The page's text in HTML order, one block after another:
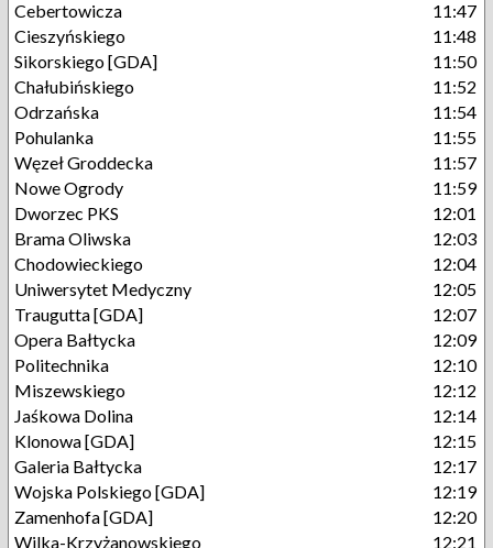
Cebertowicza
11:47
Cieszyńskiego
11:48
Sikorskiego [GDA]
11:50
Chałubińskiego
11:52
Odrzańska
11:54
Pohulanka
11:55
Węzeł Groddecka
11:57
Nowe Ogrody
11:59
Dworzec PKS
12:01
Brama Oliwska
12:03
Chodowieckiego
12:04
Uniwersytet Medyczny
12:05
Traugutta [GDA]
12:07
Opera Bałtycka
12:09
Politechnika
12:10
Miszewskiego
12:12
Jaśkowa Dolina
12:14
Klonowa [GDA]
12:15
Galeria Bałtycka
12:17
Wojska Polskiego [GDA]
12:19
Zamenhofa [GDA]
12:20
Wilka-Krzyżanowskiego
12:21